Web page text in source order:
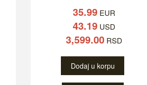
35.99EUR
43.19USD
3,599.00RSD
Dodaj u korpu